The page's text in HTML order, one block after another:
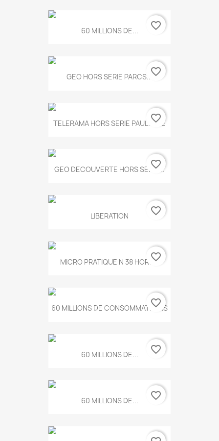
60 MILLIONS DE... favorite_border
GEO HORS SERIE PARCS...favorite_border
TELERAMA HORS SERIE PAUL KLEE
favorite_border
GEO DECOUVERTE HORS SERIE...
favorite_border
LIBERATION favorite_border
MICRO PRATIQUE N 38 HORS...
favorite_border
60 MILLIONS DE CONSOMMATEURS
favorite_border
60 MILLIONS DE... favorite_border
60 MILLIONS DE... favorite_border